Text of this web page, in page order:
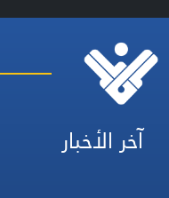
آخر الأخبار